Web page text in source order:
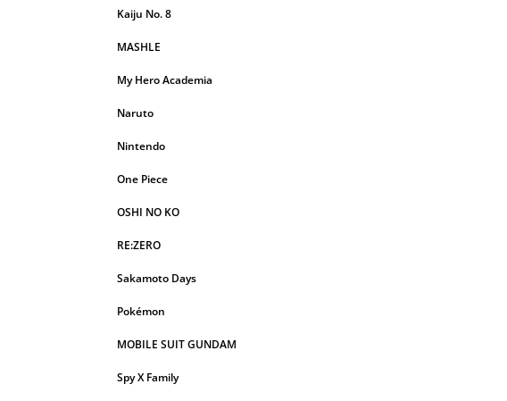
Kaiju No. 8
MASHLE
My Hero Academia
Naruto
Nintendo
One Piece
OSHI NO KO
RE:ZERO
Sakamoto Days
Pokémon
MOBILE SUIT GUNDAM
Spy X Family